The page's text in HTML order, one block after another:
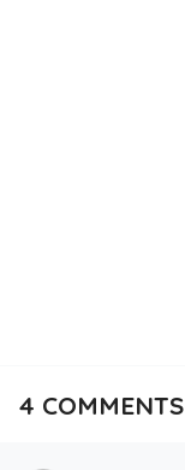
4 COMMENTS